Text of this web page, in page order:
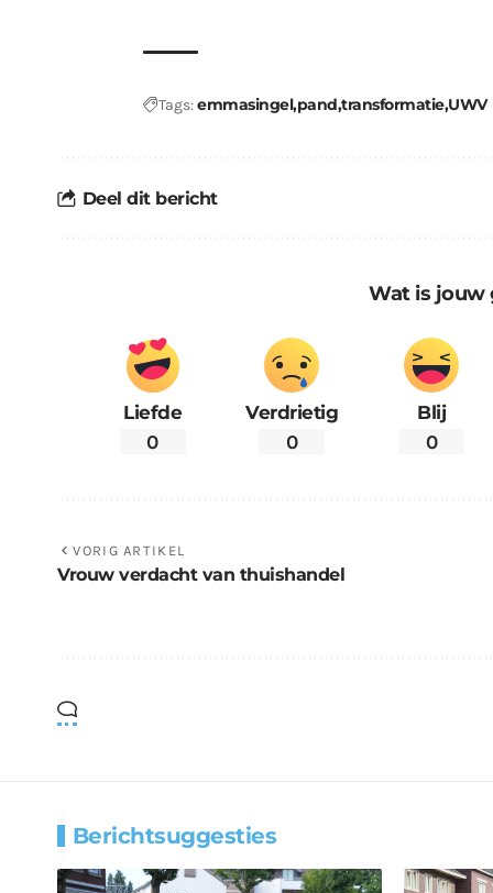
Tags:emmasingelpand transformatieUWV
Deel dit bericht
Wat is jouw
Liefde
0
Verdrietig
0
Blij
0
VORIG ARTIKEL
Vrouw verdacht van thuishandel
Berichtsuggesties